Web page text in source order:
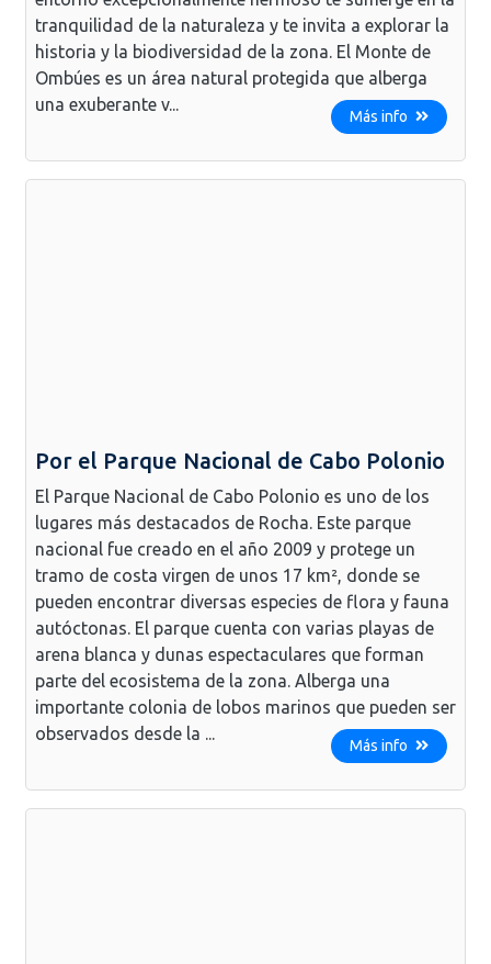
tranquilidad de la naturaleza y te invita a explorar la
historia y la biodiversidad de la zona. El Monte de
Ombúes es un área natural protegida que alberga
una exuberante v...
Más info
Por el Parque Nacional de Cabo Polonio
El Parque Nacional de Cabo Polonio es uno de los
lugares más destacados de Rocha. Este parque
nacional fue creado en el año 2009 y protege un
tramo de costa virgen de unos 17 km², donde se
pueden encontrar diversas especies de flora y fauna
autóctonas. El parque cuenta con varias playas de
arena blanca y dunas espectaculares que forman
parte del ecosistema de la zona. Alberga una
importante colonia de lobos marinos que pueden ser
observados desde la ...
Más info